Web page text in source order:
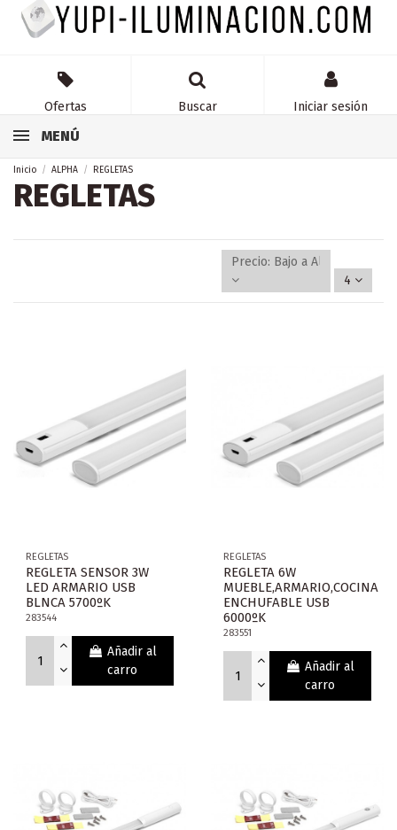
Ofertas Buscar Iniciar sesión
MENÚ
Inicio ALPHA REGLETAS
REGLETAS
Precio: Bajo a Alto
4
REGLETAS
REGLETA SENSOR 3W
LED ARMARIO USB
BLNCA 5700ºK
283544
Añadir al
carro
REGLETAS
REGLETA 6W
MUEBLE,ARMARIO,COCINA
ENCHUFABLE USB
6000ºK
283551
Añadir al
carro